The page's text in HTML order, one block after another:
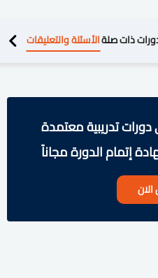
ذات صلةالأسئلة والتعليقات
تدريبية معتمدة
إتمام الدورة مجاناً